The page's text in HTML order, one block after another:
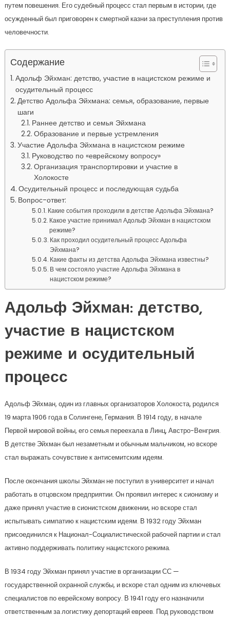
путем повешения. Его судебный процесс стал первым в истории, где
осужденный был приговорен к смертной казни за преступления против
человечности.
Содержание
Адольф Эйхман: детство, участие в нацистском режиме и
осудительный процесс
Детство Адольфа Эйхмана: семья, образование, первые
шаги
Раннее детство и семья Эйхмана
Образование и первые устремления
Участие Адольфа Эйхмана в нацистском режиме
Руководство по «еврейскому вопросу»
Организация транспортировки и участие в
Холокосте
Осудительный процесс и последующая судьба
Вопрос-ответ:
Какие события проходили в детстве Адольфа Эйхмана?
Какое участие принимал Адольф Эйхман в нацистском
режиме?
Как проходил осудительный процесс Адольфа
Эйхмана?
Какие факты из детства Адольфа Эйхмана известны?
В чем состояло участие Адольфа Эйхмана в
нацистском режиме?
Адольф Эйхман: детство,
участие в нацистском
режиме и осудительный
процесс
Адольф Эйхман, один из главных организаторов Холокоста, родился
19 марта 1906 года в Солингене, Германия. В 1914 году, в начале
Первой мировой войны, его семья переехала в Линц, Австро-Венгрия.
В детстве Эйхман был незаметным и обычным мальчиком, но вскоре
стал выражать сочувствие к антисемитским идеям.
После окончания школы Эйхман не поступил в университет и начал
работать в отцовском предприятии. Он проявил интерес к сионизму и
даже принял участие в сионистском движении, но вскоре стал
испытывать симпатию к нацистским идеям. В 1932 году Эйхман
присоединился к Национал-Социалистической рабочей партии и стал
активно поддерживать политику нацистского режима.
В 1934 году Эйхман принял участие в организации СС —
государственной охранной службы, и вскоре стал одним из ключевых
специалистов по еврейскому вопросу. В 1941 году его назначили
ответственным за логистику депортаций евреев. Под руководством